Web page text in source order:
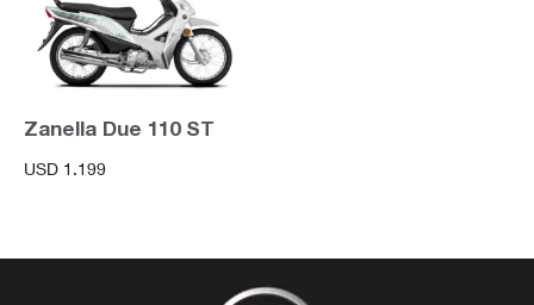
Zanella Due 110 ST
USD 1.199